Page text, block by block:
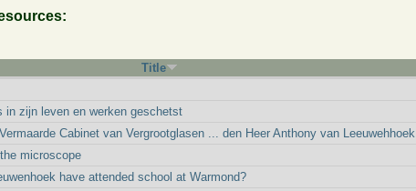
Title
in zijn leven en werken geschetst
Cabinet van Vergrootglasen ... den Heer Anthony van Leeuwehhoek
microscope
have attended school at Warmond?